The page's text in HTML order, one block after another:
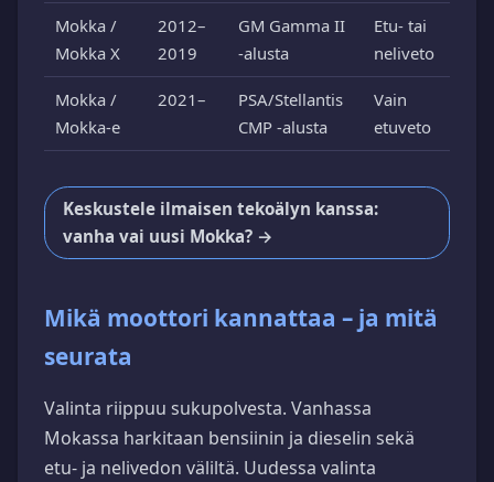
Mokka /
Mokka X
2012–
2019
GM Gamma II
-alusta
Etu- tai
neliveto
Mokka /
Mokka-e
2021–
PSA/Stellantis
CMP -alusta
Vain
etuveto
Keskustele ilmaisen tekoälyn kanssa:
vanha vai uusi Mokka? →
Mikä moottori kannattaa – ja mitä
seurata
Valinta riippuu sukupolvesta. Vanhassa
Mokassa harkitaan bensiinin ja dieselin sekä
etu- ja nelivedon väliltä. Uudessa valinta